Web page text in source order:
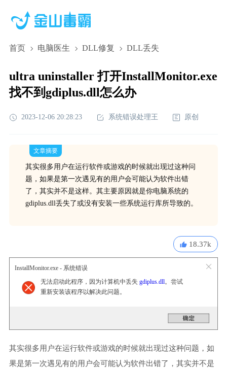
首页 电脑医生 DLL修复 DLL丢失
ultra uninstaller 打开InstallMonitor.exe
找不到gdiplus.dll怎么办
2023-12-06 20:28:23 系统错误处理王 原创
文章摘要
其实很多用户在运行软件或游戏的时候就出现过这种问
题，如果是第一次遇见有的用户会可能认为软件出错
了，其实并不是这样。其主要原因就是你电脑系统的
gdiplus.dll丢失了或没有安装一些系统运行库所导致的。
18.37k
InstallMonitor.exe - 系统错误
无法启动此程序，因为计算机中丢失 gdiplus.dll。尝试
重新安装该程序以解决此问题。
其实很多用户在运行软件或游戏的时候就出现过这种问题，如
果是第一次遇见有的用户会可能认为软件出错了，其实并不是